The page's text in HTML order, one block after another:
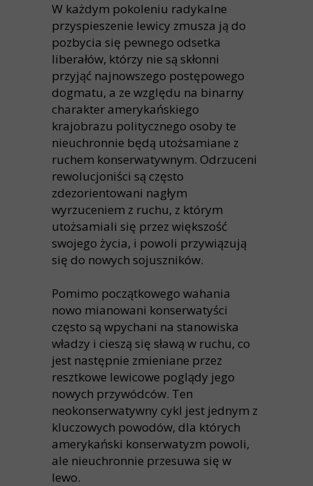
W każdym pokoleniu radykalne
przyspieszenie lewicy zmusza ją do
pozbycia się pewnego odsetka
liberałów, którzy nie są skłonni
przyjąć najnowszego postępowego
dogmatu, a ze względu na binarny
charakter amerykańskiego
krajobrazu politycznego osoby te
nieuchronnie będą utożsamiane z
ruchem konserwatywnym. Odrzuceni
rewolucjoniści są często
zdezorientowani nagłym
wyrzuceniem z ruchu, z którym
utożsamiali się przez większość
swojego życia, i powoli przywiązują
się do nowych sojuszników.
Pomimo początkowego wahania
nowo mianowani konserwatyści
często są wpychani na stanowiska
władzy i cieszą się sławą w ruchu, co
jest następnie zmieniane przez
resztkowe lewicowe poglądy jego
nowych przywódców. Ten
neokonserwatywny cykl jest jednym z
kluczowych powodów, dla których
amerykański konserwatyzm powoli,
ale nieuchronnie przesuwa się w
lewo.